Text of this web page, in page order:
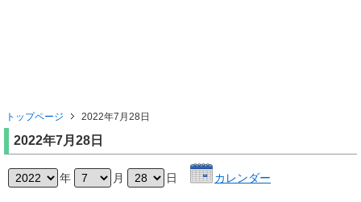
トップページ 2022年7月28日
2022年7月28日
年 月 日 カレンダー